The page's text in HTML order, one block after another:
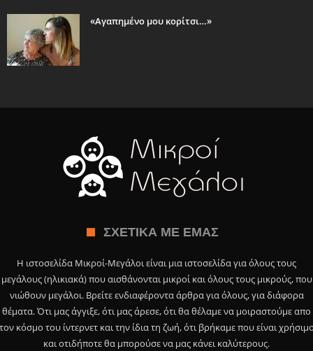
«Αγαπημένο μου κορίτσι…»
ΣΧΕΤΙΚΆ ΜΕ ΕΜΆΣ
Η ιστοσελίδα Μικροί-Μεγάλοι είναι μια ιστοσελίδα για όλους τους
μεγάλους (ηλικιακά) που αισθάνονται μικροί και όλους τους μικρούς, που
νιώθουν μεγάλοι. Βρείτε ενδιαφέροντα άρθρα για όλους, για διάφορα
θέματα. Ότι μας άγγιξε, ότι μας άρεσε, ότι θα θέλαμε να μοιραστούμε απο
κόσμο του ίντερνετ και την ίδια τη ζωή, ότι βρήκαμε που είναι
και οτιδήποτε θα μπορούσε να μας κάνει καλύτερους.